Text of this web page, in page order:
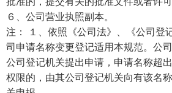
６、公司营业执照副本。
注： １、依照《公司法》、《公司登
司申请名称变更登记适用本规范。公
公司登记机关提出申请，申请名称超
权限的，由其公司登记机关向有该名